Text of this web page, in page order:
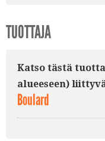
TUOTTAJA
Katso tästä
alueeseen)
Boulard